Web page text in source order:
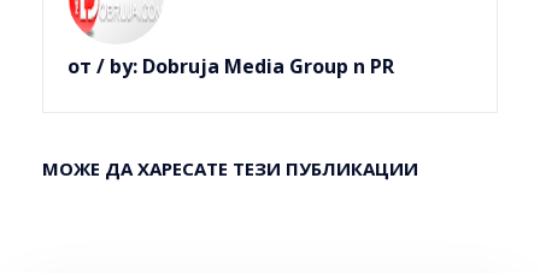
от / by: Dobruja Media Group n PR
МОЖЕ ДА ХАРЕСАТЕ ТЕЗИ ПУБЛИКАЦИИ